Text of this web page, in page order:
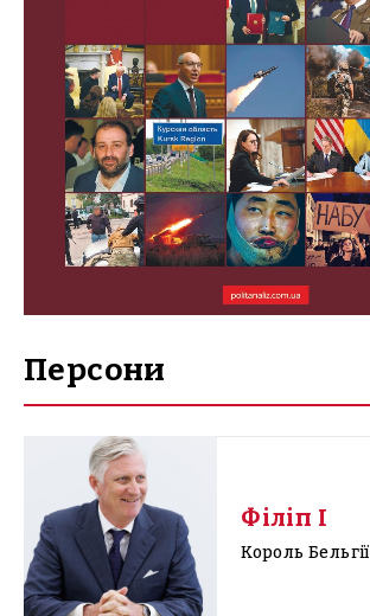
Персони
Філіп I
Король Бельгії